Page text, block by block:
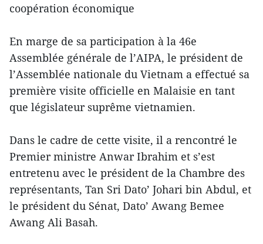
coopération économique
En marge de sa participation à la 46e
Assemblée générale de l’AIPA, le président de
l’Assemblée nationale du Vietnam a effectué sa
première visite officielle en Malaisie en tant
que législateur suprême vietnamien.
Dans le cadre de cette visite, il a rencontré le
Premier ministre Anwar Ibrahim et s’est
entretenu avec le président de la Chambre des
représentants, Tan Sri Dato’ Johari bin Abdul, et
le président du Sénat, Dato’ Awang Bemee
Awang Ali Basah.